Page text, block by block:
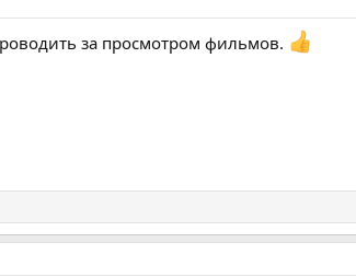
за просмотром фильмов.